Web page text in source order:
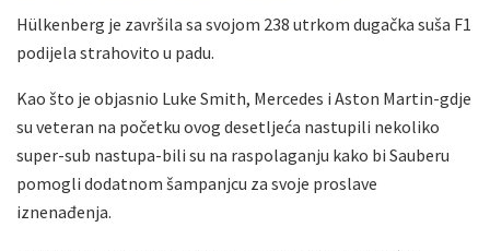
Hülkenberg je završila sa svojom 238 utrkom dugačka suša F1
podijela strahovito u padu.
Kao što je objasnio Luke Smith, Mercedes i Aston Martin-gdje
su veteran na početku ovog desetljeća nastupili nekoliko
super-sub nastupa-bili su na raspolaganju kako bi Sauberu
pomogli dodatnom šampanjcu za svoje proslave
iznenađenja.